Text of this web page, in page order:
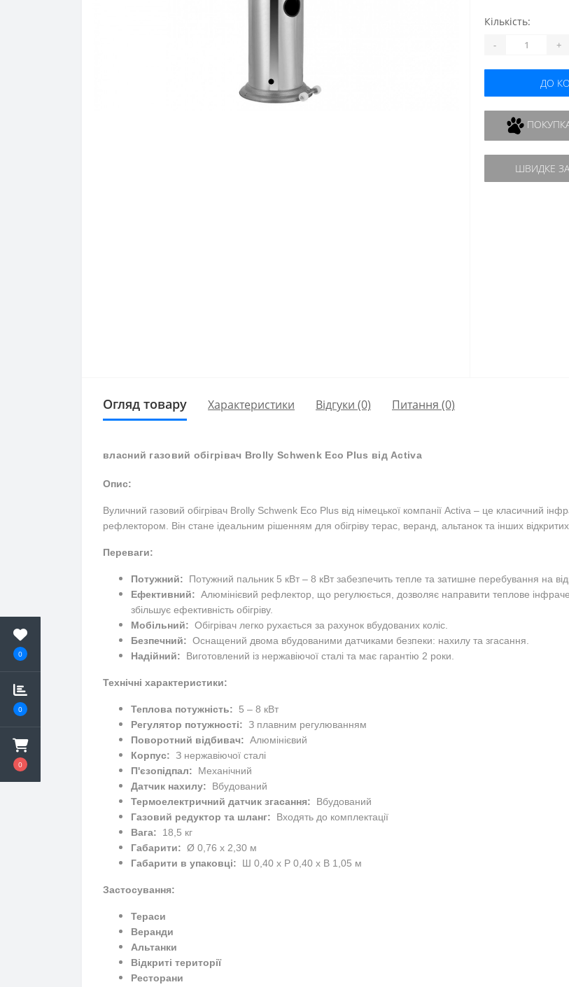
0
0
0
Кількість:
- +
ДО
ШВИДКЕ
Огляд товару Характеристики Відгуки (0) Питання (0)
власний газовий обігрівач Brolly Schwenk Eco Plus від Activa
Опис:
Вуличний газовий обігрівач Brolly Schwenk Eco Plus від німецької компанії Activa – це класичний
рефлектором. Він стане ідеальним рішенням для обігріву терас, веранд, альтанок та інших відкритих
Переваги:
Потужний: Потужний пальник 5 кВт – 8 кВт забезпечить тепле та затишне перебування на
Ефективний: Алюмінієвий рефлектор, що регулюється, дозволяє направити теплове
збільшує ефективність обігріву.
Мобільний: Обігрівач легко рухається за рахунок вбудованих коліс.
Безпечний: Оснащений двома вбудованими датчиками безпеки: нахилу та згасання.
Надійний: Виготовлений із нержавіючої сталі та має гарантію 2 роки.
Технічні характеристики:
Теплова потужність: 5 – 8 кВт
Регулятор потужності: З плавним регулюванням
Поворотний відбивач: Алюмінієвий
Корпус: З нержавіючої сталі
П'єзопідпал: Механічний
Датчик нахилу: Вбудований
Термоелектричний датчик згасання: Вбудований
Газовий редуктор та шланг: Входять до комплектації
Вага: 18,5 кг
Габарити: Ø 0,76 х 2,30 м
Габарити в упаковці: Ш 0,40 x Р 0,40 x В 1,05 м
Застосування:
Тераси
Веранди
Альтанки
Відкриті території
Ресторани